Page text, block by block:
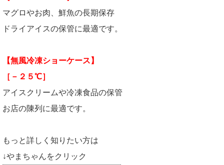
マグロやお肉、鮮魚の長期保存
ドライアイスの保管に最適です。
【無風冷凍ショーケース】
［－２５℃］
アイスクリームや冷凍食品の保管
お店の陳列に最適です。
もっと詳しく知りたい方は
↓やまちゃんをクリック